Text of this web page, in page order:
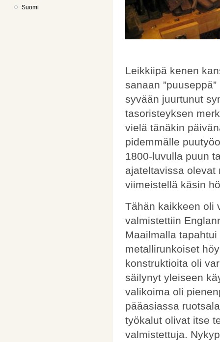
Suomi
Leikkiipä kenen
sanaan
syvään juurtunut
tasoristeyksen
vielä tänäkin
pidemmälle
1800-luvulla puun
ajateltavissa olevat
viimeistellä käsin
Tähän kaikkeen oli
valmistettiin
Maailmalla
metallirunkoiset
konstruktioita oli
säilynyt yleiseen
valikoima oli
pääasiassa
työkalut olivat itse
valmistettuja.